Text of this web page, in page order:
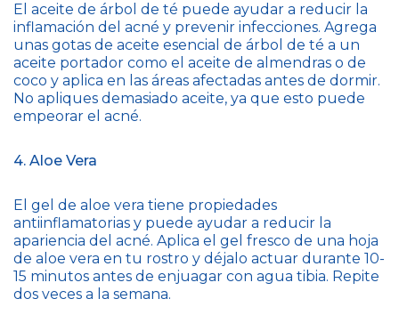
El aceite de árbol de té puede ayudar a reducir la
inflamación del acné y prevenir infecciones. Agrega
unas gotas de aceite esencial de árbol de té a un
aceite portador como el aceite de almendras o de
coco y aplica en las áreas afectadas antes de dormir.
No apliques demasiado aceite, ya que esto puede
empeorar el acné.
4. Aloe Vera
El gel de aloe vera tiene propiedades
antiinflamatorias y puede ayudar a reducir la
apariencia del acné. Aplica el gel fresco de una hoja
de aloe vera en tu rostro y déjalo actuar durante 10-
15 minutos antes de enjuagar con agua tibia. Repite
dos veces a la semana.